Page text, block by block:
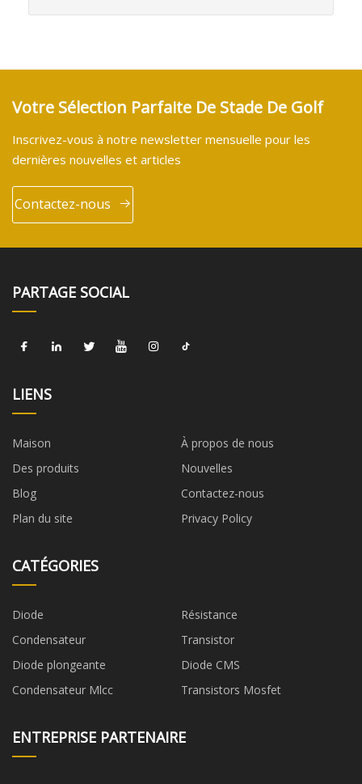
Votre Sélection Parfaite De Stade De Golf
Inscrivez-vous à notre newsletter mensuelle pour les
dernières nouvelles et articles
Contactez-nous
PARTAGE SOCIAL
LIENS
Maison
À propos de nous
Des produits
Nouvelles
Blog
Contactez-nous
Plan du site
Privacy Policy
CATÉGORIES
Diode
Résistance
Condensateur
Transistor
Diode plongeante
Diode CMS
Condensateur Mlcc
Transistors Mosfet
ENTREPRISE PARTENAIRE